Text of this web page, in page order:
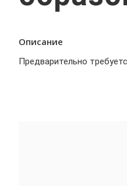
Описание
Предварительно